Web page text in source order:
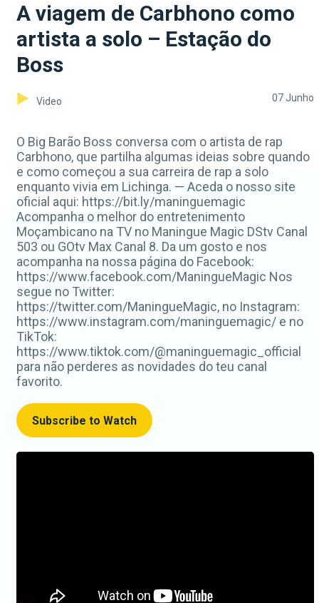
A viagem de Carbhono como
artista a solo – Estação do
Boss
Video 07 Junho
O Big Barão Boss conversa com o artista de rap
Carbhono, que partilha algumas ideias sobre quando
e como começou a sua carreira de rap a solo
enquanto vivia em Lichinga. — Aceda o nosso site
oficial aqui: https://bit.ly/maninguemagic
Acompanha o melhor do entretenimento
Moçambicano na TV no Maningue Magic DStv Canal
503 ou GOtv Max Canal 8. Da um gosto e nos
acompanha na nossa página do Facebook:
https://www.facebook.com/ManingueMagic Nos
segue no Twitter:
https://twitter.com/ManingueMagic, no Instagram:
https://www.instagram.com/maninguemagic/ e no
TikTok:
https://www.tiktok.com/@maninguemagic_official
para não perderes as novidades do teu canal
favorito.
Subscribe to Watch